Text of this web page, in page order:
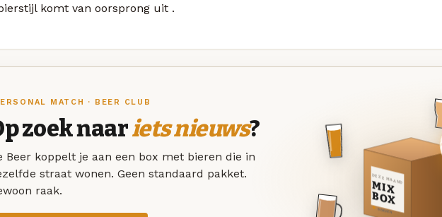
komt van oorsprong uit .
MATCH · BEER CLUB
zoek naariets nieuws?
Beer koppelt je aan een box met bieren die in
straat wonen. Geen standaard pakket.
raak.
DEZE MAAND
MIX
BOX
8 BIEREN